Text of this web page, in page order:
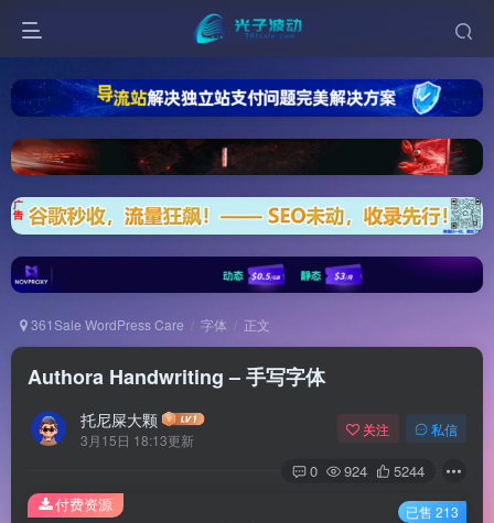
361Sale WordPress Care 字体 正文
Authora Handwriting – 手写字体
托尼屎大颗
3月15日 18:13更新
关注 私信
0 924 5244
付费资源 已售 213